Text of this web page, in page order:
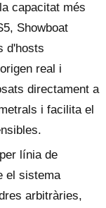
capacitat més
Showboat
d'hosts
real i
directament a
i facilita el
línia de
el sistema
arbitràries,